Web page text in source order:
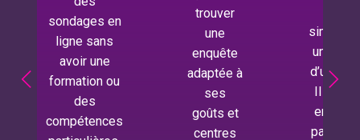
simplicité et
une facilité
d’utilisation.
Il ne prend
pas plus de
un autre
panel de
recherche
offrant des
enquêtes
rémunérées.
C’est une
produits qui
ne sont pas
encore
disponibles
au niveau
local. Cela